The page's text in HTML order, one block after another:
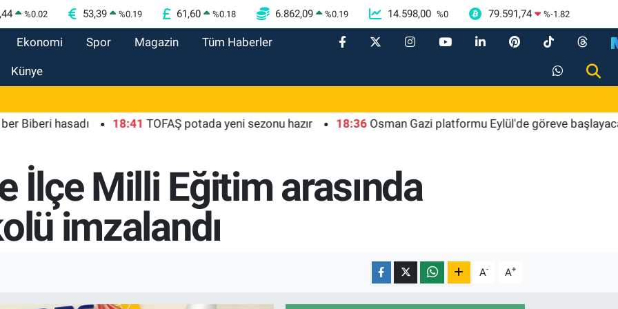
%0.02 53,39 %0.19 61,60 %0.18 6.862,09 %0.19 14.598,00 %0 79.591,74 %-1.82
Ekonomi Spor Magazin Tüm Haberler
Künye
18:41 TOFAŞ potada yeni sezonu hazır 18:36 Osman Gazi platformu Eylül'de göreve başlayacak...
İlçe Milli Eğitim arasında
imzalandı
A- A+